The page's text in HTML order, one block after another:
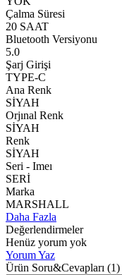
Çalma Süresi
20 SAAT
Bluetooth Versiyonu
5.0
Şarj Girişi
TYPE-C
Ana Renk
SİYAH
Orjınal Renk
SİYAH
Renk
SİYAH
Seri - Imeı
SERİ
Marka
MARSHALL
Daha Fazla
Değerlendirmeler
Henüz yorum yok
Yorum Yaz
Ürün Soru&Cevapları (1)